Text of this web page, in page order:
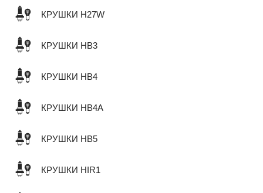
КРУШКИ H27W
КРУШКИ HB3
КРУШКИ HB4
КРУШКИ HB4A
КРУШКИ HB5
КРУШКИ HIR1